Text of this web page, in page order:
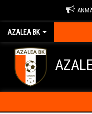
AZALEA BK